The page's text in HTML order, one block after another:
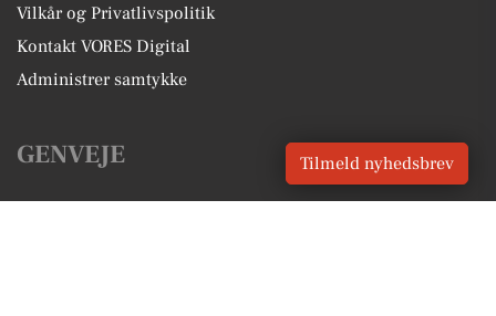
Vilkår og Privatlivspolitik
Kontakt VORES Digital
Administrer samtykke
GENVEJE Tilmeld nyhedsbrev